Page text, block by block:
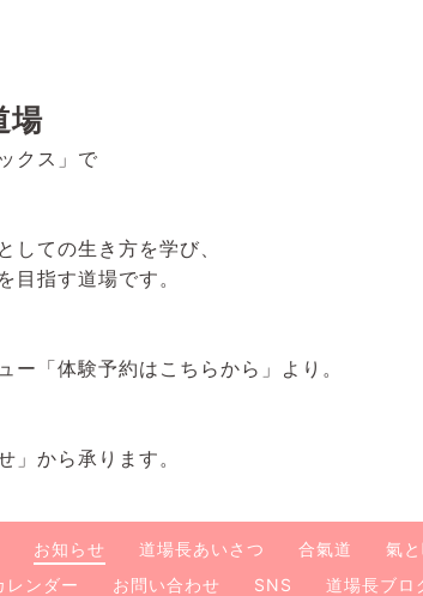
場
クス」で
しての生き方を学び、
目指す道場です。
ー「体験予約はこちらから」より。
」から承ります。
お知らせ 道場長あいさつ 合氣道 氣
レンダー
お問い合わせ SNS 道場長ブロ